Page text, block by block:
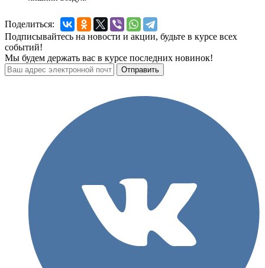
Поделиться:
Подписывайтесь на новости и акции, будьте в курсе всех
событий!
Мы будем держать вас в курсе последних новинок!